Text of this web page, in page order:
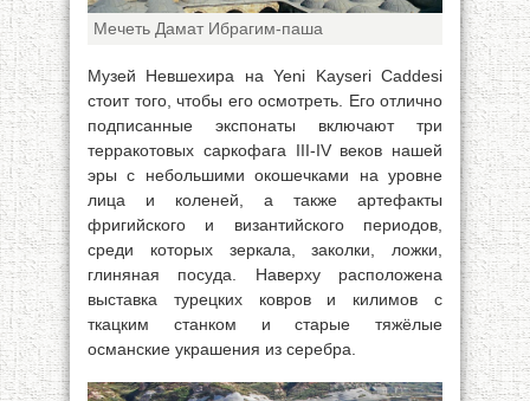
Мечеть Дамат Ибрагим-паша
Музей Невшехира на Yeni Kayseri Caddesi
стоит того, чтобы его осмотреть. Его отлично
подписанные экспонаты включают три
терракотовых саркофага III-IV веков нашей
эры с небольшими окошечками на уровне
лица и коленей, а также артефакты
фригийского и византийского периодов,
среди которых зеркала, заколки, ложки,
глиняная посуда. Наверху расположена
выставка турецких ковров и килимов с
ткацким станком и старые тяжёлые
османские украшения из серебра.